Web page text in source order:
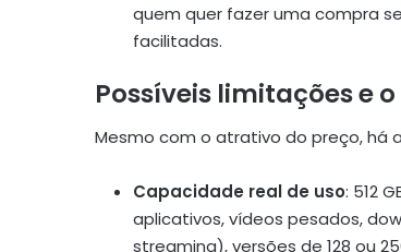
quem quer fazer uma compra
facilitadas.
Possíveis limitações e
Mesmo com o atrativo do preço, há
Capacidade real de uso: 512
aplicativos, vídeos pesados,
streaming), versões de 128 ou